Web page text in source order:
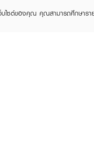
บไซต์ของคุณ คุณสามารถศึกษารา